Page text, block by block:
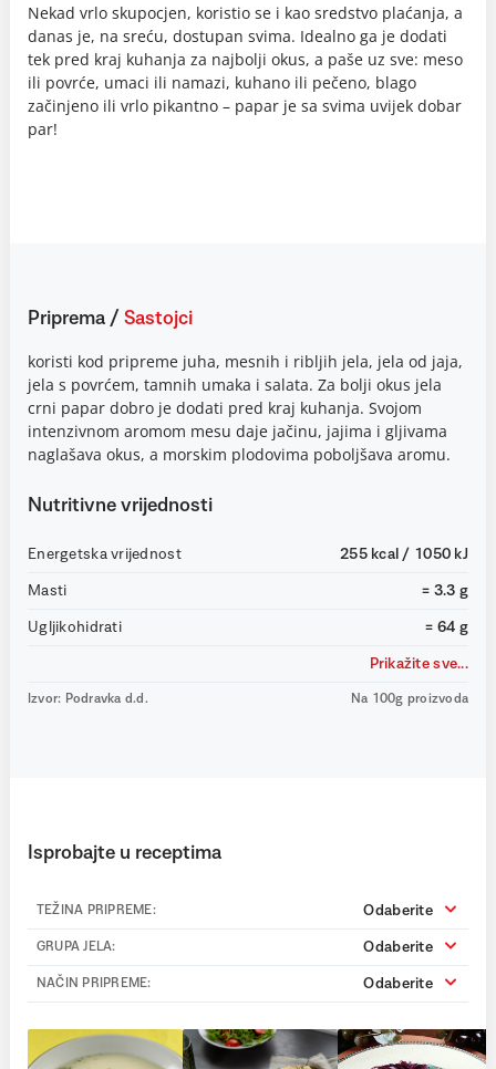
Nekad vrlo skupocjen, koristio se i kao sredstvo plaćanja, a
danas je, na sreću, dostupan svima. Idealno ga je dodati
tek pred kraj kuhanja za najbolji okus, a paše uz sve: meso
ili povrće, umaci ili namazi, kuhano ili pečeno, blago
začinjeno ili vrlo pikantno – papar je sa svima uvijek dobar
par!
Priprema / Sastojci
koristi kod pripreme juha, mesnih i ribljih jela, jela od jaja,
jela s povrćem, tamnih umaka i salata. Za bolji okus jela
crni papar dobro je dodati pred kraj kuhanja. Svojom
intenzivnom aromom mesu daje jačinu, jajima i gljivama
naglašava okus, a morskim plodovima poboljšava aromu.
Nutritivne vrijednosti
Energetska vrijednost 255 kcal / 1050 kJ
Masti = 3.3 g
Ugljikohidrati = 64 g
Prikažite sve...
Izvor: Podravka d.d. Na 100g proizvoda
Isprobajte u receptima
TEŽINA PRIPREME: Odaberite
GRUPA JELA: Odaberite
NAČIN PRIPREME: Odaberite